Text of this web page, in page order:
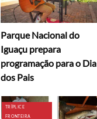
Parque Nacional do
Iguaçu prepara
programação para o Dia
dos Pais
TRÍPLICE
FRONTEIRA